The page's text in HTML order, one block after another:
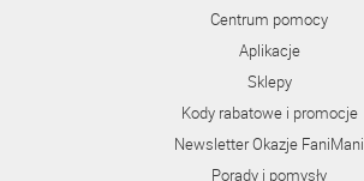
Centrum pomocy
Aplikacje
Sklepy
Kody rabatowe i promocje
Newsletter Okazje FaniMani
Porady i pomysły